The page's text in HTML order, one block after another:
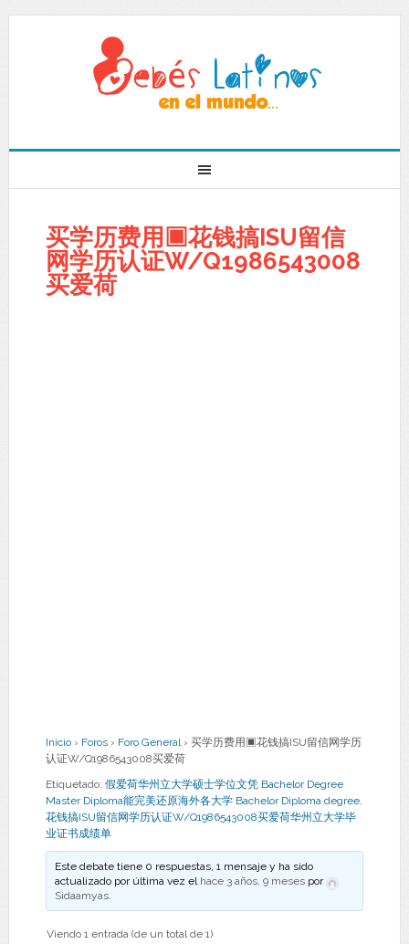
买学历费用▣花钱搞ISU留信
网学历认证W/Q1986543008
买爱荷
Inicio › Foros › Foro General › 买学历费用▣花钱搞ISU留信网学历
认证W/Q1986543008买爱荷
Etiquetado: 假爱荷华州立大学硕士学位文凭 Bachelor Degree
Master Diploma能完美还原海外各大学 Bachelor Diploma degree,
花钱搞ISU留信网学历认证W/Q1986543008买爱荷华州立大学毕
业证书成绩单
Este debate tiene 0 respuestas, 1 mensaje y ha sido
actualizado por última vez el hace 3 años, 9 meses por
Sidaamyas.
Viendo 1 entrada (de un total de 1)